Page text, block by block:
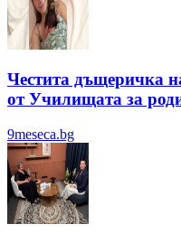
Честита дъщеричка
от Училищата за
9meseca.bg